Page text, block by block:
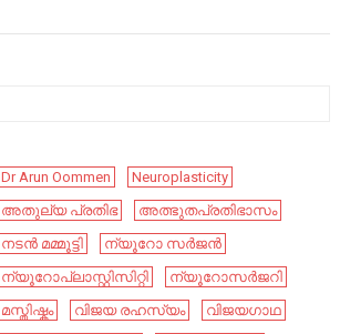
Dr Arun Oommen
Neuroplasticity
അതുല്യ പ്രതിഭ
അത്ഭുതപ്രതിഭാസം
നടൻ മമ്മൂട്ടി
ന്യൂറോ സർജൻ
ന്യൂറോപ്ലാസ്റ്റിസിറ്റി
ന്യൂറോസർജറി
മസ്തിഷ്കം
വിജയ രഹസ്യം
വിജയഗാഥ